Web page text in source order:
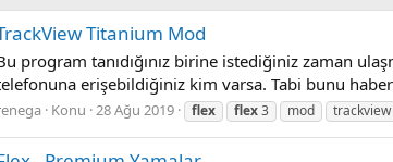
Titanium Mod
program tanıdığınız birine istediğiniz zaman
erişebildiğiniz kim varsa. Tabi bunu
Konu 28 Ağu 2019 flex flex3 mod trackview